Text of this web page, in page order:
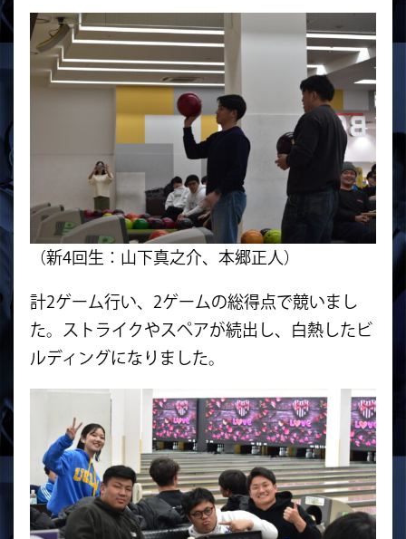
（新4回生：山下真之介、本郷正人）
計2ゲーム行い、2ゲームの総得点で競いまし
た。ストライクやスペアが続出し、白熱したビ
ルディングになりました。